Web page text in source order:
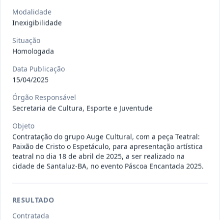
Data:13/07/2026
027/2026
Eletrônico
SEGURO, PARA
Data :13/07/2026
025/2026
Pregão
Eletrônico
REGISTRO DE PREÇO PARA A
CONTRATAÇÃO DE EMPRESA PARA
LOCAÇÃO...
Modalidade
Inexigibilidade
Situação
Homologada
Data Publicação
15/04/2025
Órgão Responsável
Secretaria de Cultura, Esporte e Juventude
Objeto
Contratação do grupo Auge Cultural, com a peça Teatral:
Paixão de Cristo o Espetáculo, para apresentação artística
teatral no dia 18 de abril de 2025, a ser realizado na
cidade de Santaluz-BA, no evento Páscoa Encantada 2025.
RESULTADO
Contratada